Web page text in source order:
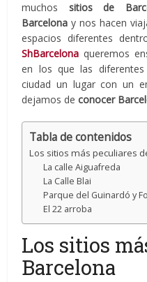
muchos sitios de
Barcelonay nos hacen
espacios diferentes
ShBarcelona queremos
en los que las
ciudad un lugar con un
dejamos deconocer
Tabla de contenidos
Los sitios más peculiares
La calle Aiguafreda
La Calle Blai
Parque del Guinardó y
El 22 arroba
Los sitios
Barcelona